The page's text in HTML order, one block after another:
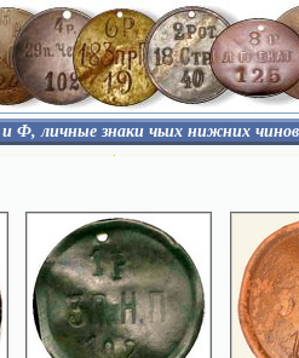
Ф, личные знаки чьих нижних
Корпус Пограничной
ИСТОРИЧЕСКИЙ ОБЗОР